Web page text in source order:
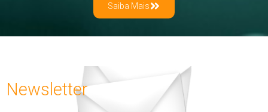
Saiba Mais
Newsletter